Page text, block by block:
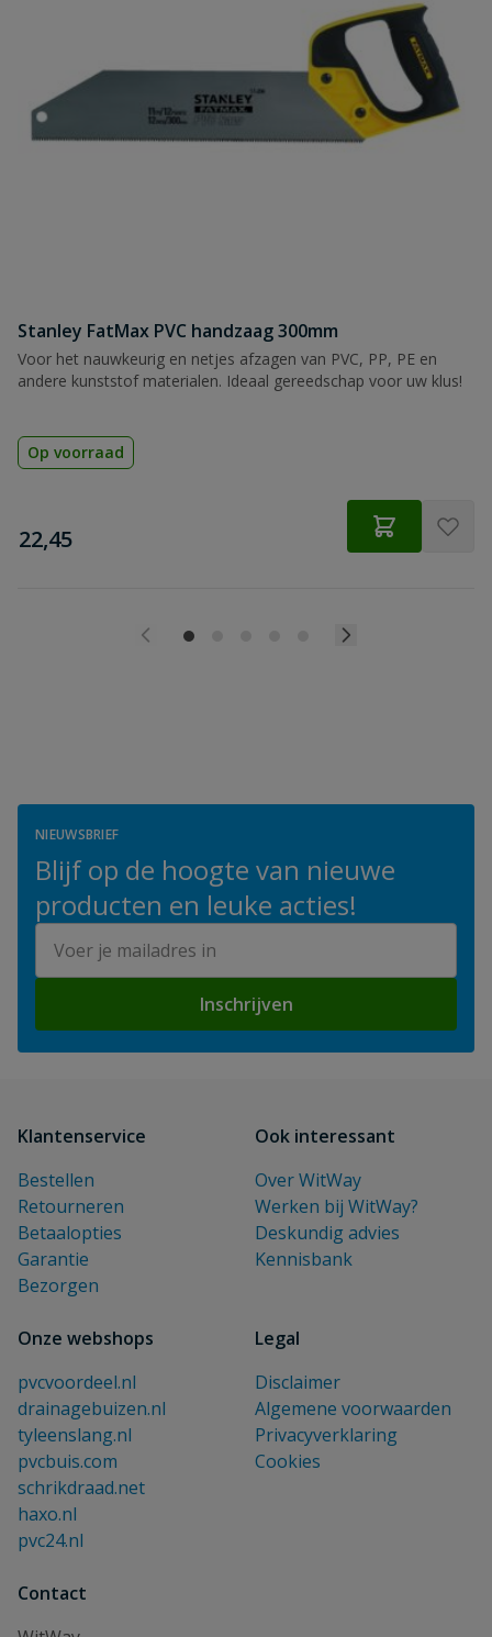
Stanley FatMax PVC handzaag 300mm
Voor het nauwkeurig en netjes afzagen van PVC, PP, PE en
andere kunststof materialen. Ideaal gereedschap voor uw klus!
Op voorraad
€
22,45
NIEUWSBRIEF
Blijf op de hoogte van nieuwe
producten en leuke acties!
Inschrijven
Klantenservice
Bestellen
Retourneren
Betaalopties
Garantie
Bezorgen
Ook interessant
Over WitWay
Werken bij WitWay?
Deskundig advies
Kennisbank
Onze webshops
pvcvoordeel.nl
drainagebuizen.nl
tyleenslang.nl
pvcbuis.com
schrikdraad.net
haxo.nl
pvc24.nl
Legal
Disclaimer
Algemene voorwaarden
Privacyverklaring
Cookies
Contact